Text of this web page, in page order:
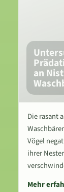
an
Die rasant
Vögel
ihrer
Mehr